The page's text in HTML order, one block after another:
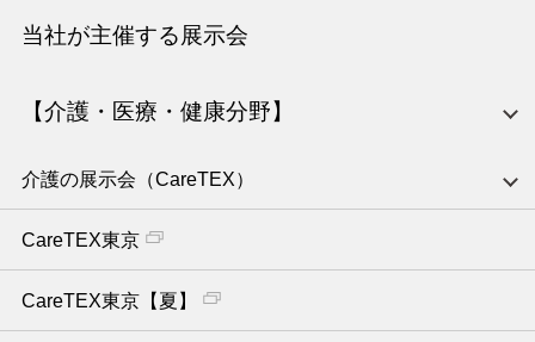
当社が主催する展示会
【介護・医療・健康分野】
介護の展示会（CareTEX）
CareTEX東京
CareTEX東京【夏】